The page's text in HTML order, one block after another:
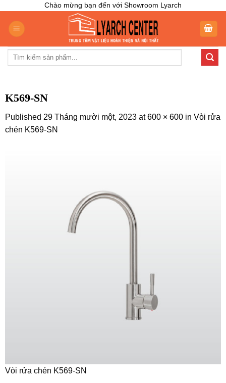
content
Chào mừng bạn đến với Showroom Lyarch
Tìm
K569-SN
Published 29 Tháng mười một, 2023 at600 × 600 in Vòi rửa
chén K569-SN
Vòi rửa chén K569-SN